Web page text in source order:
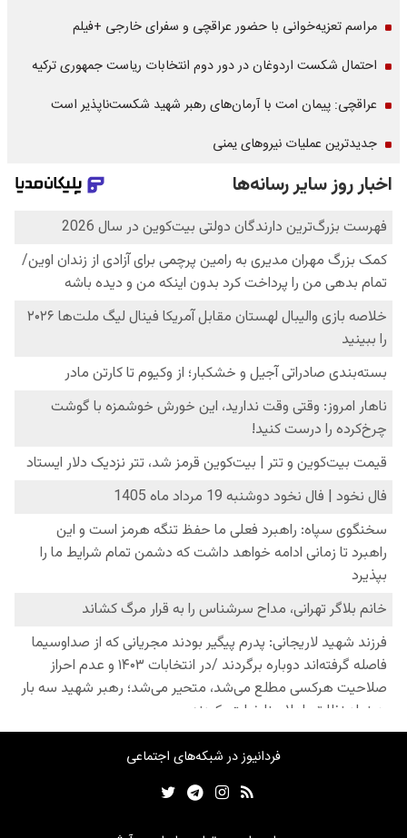
مراسم تعزیه‌خوانی با حضور عراقچی و سفرای خارجی +فیلم
احتمال شکست اردوغان در دور دوم انتخابات ریاست جمهوری ترکیه
عراقچی: پیمان امت با آرمان‌های رهبر شهید شکست‌ناپذیر است
جدیدترین عملیات نیروهای یمنی
فردانیوز در شبکه‌های اجتماعی